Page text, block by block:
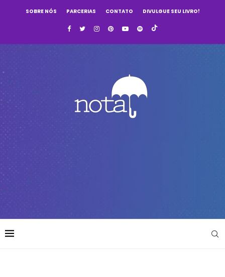
SOBRE NÓS PARCERIAS CONTATO DIVULGUE SEU LIVRO!